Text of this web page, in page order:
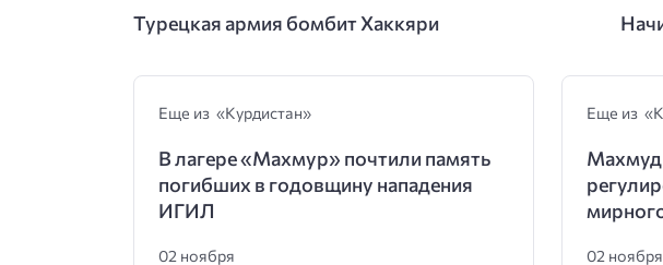
Турецкая армия бомбит Хаккяри
Еще из «Курдистан»
В лагере «Махмур» почтили память
погибших в годовщину нападения
ИГИЛ
02 ноября
Еще из
Махмуд
02 ноября